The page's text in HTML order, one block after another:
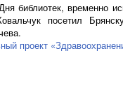
библиотек, временно
посетил
.
проект